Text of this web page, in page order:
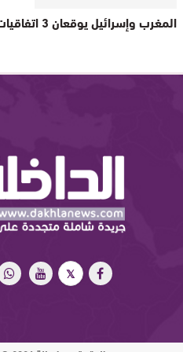
المغرب وإسرائيل يوقعان 3 اتفاقيات في مجال النقل